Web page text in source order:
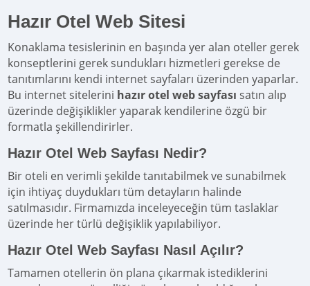
Hazır Otel Web Sitesi
Konaklama tesislerinin en başında yer alan oteller gerek
konseptlerini gerek sundukları hizmetleri gerekse de
tanıtımlarını kendi internet sayfaları üzerinden yaparlar.
Bu internet sitelerini hazır otel web sayfası satın alıp
üzerinde değişiklikler yaparak kendilerine özgü bir
formatla şekillendirirler.
Hazır Otel Web Sayfası Nedir?
Bir oteli en verimli şekilde tanıtabilmek ve sunabilmek
için ihtiyaç duydukları tüm detayların halinde
satılmasıdır. Firmamızda inceleyeceğin tüm taslaklar
üzerinde her türlü değişiklik yapılabiliyor.
Hazır Otel Web Sayfası Nasıl Açılır?
Tamamen otellerin ön plana çıkarmak istediklerini